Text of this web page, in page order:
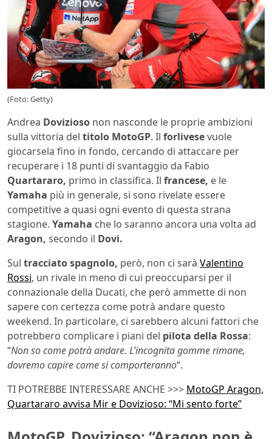
(Foto: Getty)
Andrea Dovizioso non nasconde le proprie ambizioni
sulla vittoria del titolo MotoGP. Il forlivesevuole
giocarsela fino in fondo, cercando di attaccare per
recuperare i 18 punti di svantaggio da Fabio
Quartararo, primo in classifica. Il francese, e le
Yamaha più in generale, si sono rivelate essere
competitive a quasi ogni evento di questa strana
stagione. Yamaha che lo saranno ancora una volta ad
Aragon, secondo il Dovi.
Sul tracciato spagnolo, però, non ci sarà Valentino
Rossi, un rivale in meno di cui preoccuparsi per il
connazionale della Ducati, che però ammette di non
sapere con certezza come potrà andare questo
weekend. In particolare, ci sarebbero alcuni fattori che
potrebbero complicare i piani del pilota della Rossa:
“Non so come potrà andare. L’incognita gomme rimane,
dovremo capire come si comporteranno“.
TI POTREBBE INTERESSARE ANCHE >>> MotoGP Aragon,
Quartararo avvisa Mir e Dovizioso: “Mi sento forte”